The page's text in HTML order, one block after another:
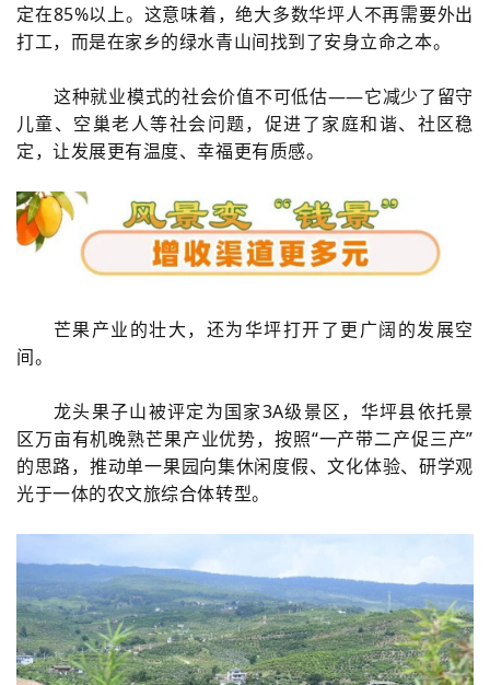
定在85%以上。这意味着，绝大多数华坪人不再需要外出
打工，而是在家乡的绿水青山间找到了安身立命之本。
这种就业模式的社会价值不可低估——它减少了留守
儿童、空巢老人等社会问题，促进了家庭和谐、社区稳
定，让发展更有温度、幸福更有质感。
芒果产业的壮大，还为华坪打开了更广阔的发展空
间。
龙头果子山被评定为国家3A级景区，华坪县依托景
区万亩有机晚熟芒果产业优势，按照“一产带二产促三产”
的思路，推动单一果园向集休闲度假、文化体验、研学观
光于一体的农文旅综合体转型。